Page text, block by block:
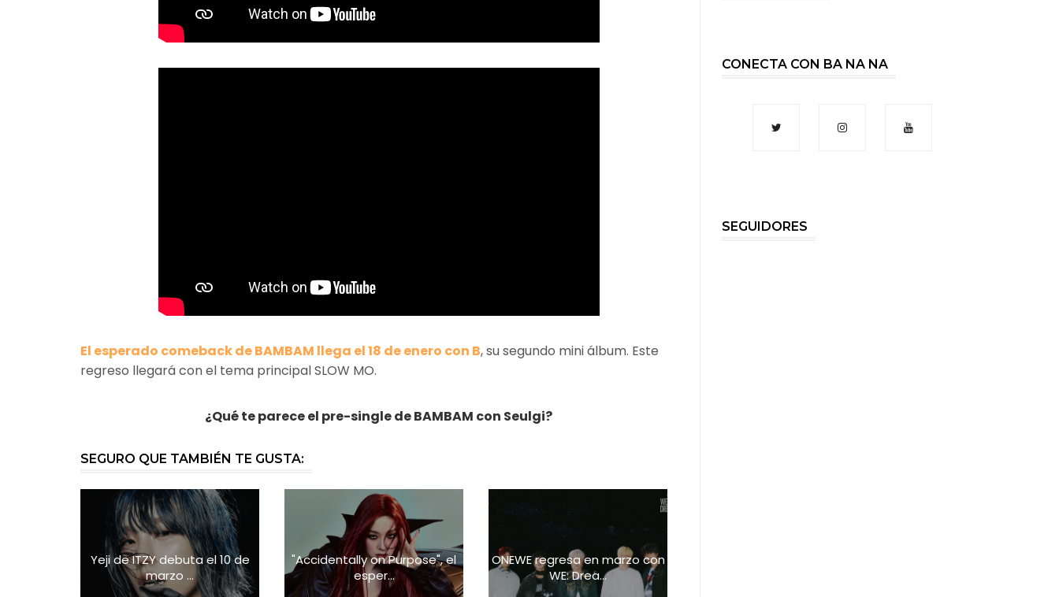
El esperado comeback de BAMBAM llega el 18 de enero con B, su segundo mini álbum. Este
regreso llegará con el tema principal SLOW MO.
¿Qué te parece el pre-single de BAMBAM con Seulgi?
SEGURO QUE TAMBIÉN TE GUSTA:
Yeji de ITZY debuta el 10 de
marzo ...
"Accidentally on Purpose", el
esper...
ONEWE regresa en marzo con
WE: Drea...
CONECTA CON BA NA NA
SEGUIDORES